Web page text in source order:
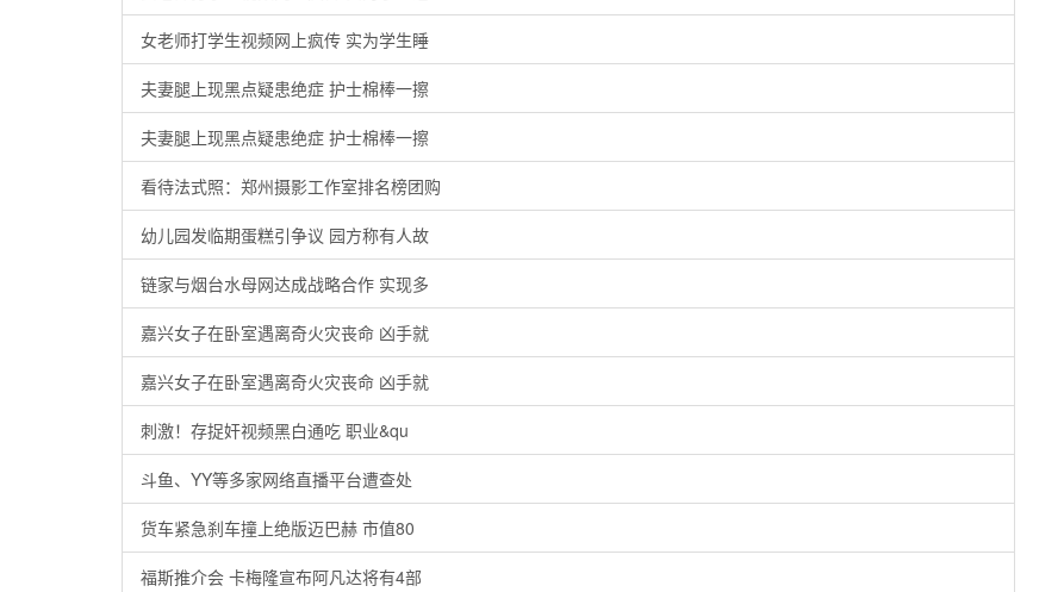
女老师打学生视频网上疯传 实为学生睡
夫妻腿上现黑点疑患绝症 护士棉棒一擦
夫妻腿上现黑点疑患绝症 护士棉棒一擦
看待法式照：郑州摄影工作室排名榜团购
幼儿园发临期蛋糕引争议 园方称有人故
链家与烟台水母网达成战略合作 实现多
嘉兴女子在卧室遇离奇火灾丧命 凶手就
嘉兴女子在卧室遇离奇火灾丧命 凶手就
刺激！存捉奸视频黑白通吃 职业&qu
斗鱼、YY等多家网络直播平台遭查处
货车紧急刹车撞上绝版迈巴赫 市值80
福斯推介会 卡梅隆宣布阿凡达将有4部